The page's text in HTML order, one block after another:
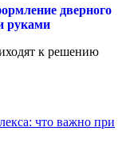
дверного
руками
к решению
что важно при